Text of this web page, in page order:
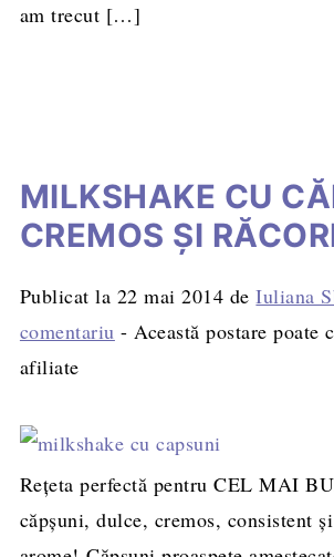
am trecut […]
MILKSHAKE CU
CREMOS ȘI
Publicat la 22 mai 2014 deIuliana
comentariu - Această postare poate
afiliate
Rețeta perfectă pentru CEL MAI
căpșuni, dulce, cremos, consistent